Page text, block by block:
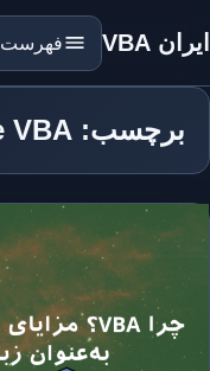
ایران VBA فهرست
برچسب: IntelliSense VBA